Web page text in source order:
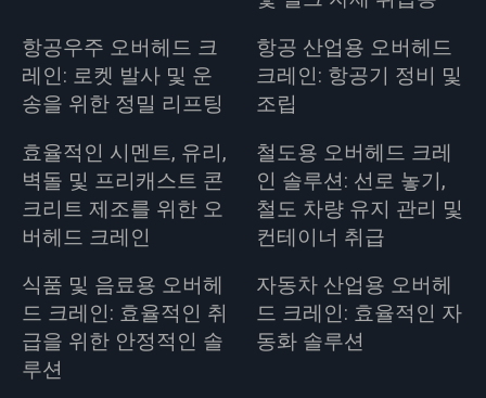
항공우주 오버헤드 크
레인: 로켓 발사 및 운
송을 위한 정밀 리프팅
항공 산업용 오버헤드
크레인: 항공기 정비 및
조립
효율적인 시멘트, 유리,
벽돌 및 프리캐스트 콘
크리트 제조를 위한 오
버헤드 크레인
철도용 오버헤드 크레
인 솔루션: 선로 놓기,
철도 차량 유지 관리 및
컨테이너 취급
식품 및 음료용 오버헤
드 크레인: 효율적인 취
급을 위한 안정적인 솔
루션
자동차 산업용 오버헤
드 크레인: 효율적인 자
동화 솔루션